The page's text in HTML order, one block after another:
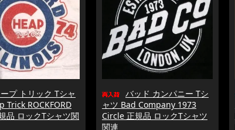
プ トリック Tシャ
Trick ROCKFORD
品 ロックTシャツ関
バッド カンパニー Tシ
ャツ Bad Company 1973
Circle 正規品 ロックTシャツ
関連